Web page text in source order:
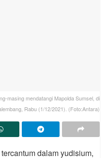
masing mendatangi Mapolda Sumsel, di
Rabu (1/12/2021). (Foto:Antara)
dalam yudisium,